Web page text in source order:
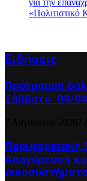
για την
Ειδήσεις
Πρόγραμμα
Σάββατο 08/
Περιφερειακή
Απαγόρευση